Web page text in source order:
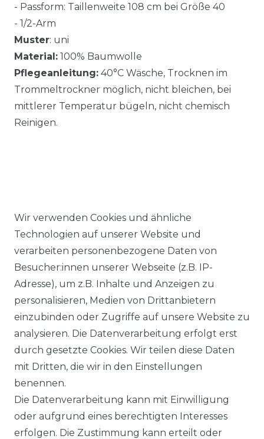
- Passform: Taillenweite 108 cm bei Größe 40
- 1/2-Arm
Muster: uni
Material: 100% Baumwolle
Pflegeanleitung: 40°C Wäsche, Trocknen im
Trommeltrockner möglich, nicht bleichen, bei
mittlerer Temperatur bügeln, nicht chemisch
Reinigen.
Ähnlicher Artikel
Casa Moda - Comfort Fit -
Bügelfreies Herren Business
kurzarm Hemd verschiedene
Farben (008070)
UVP 49,99 €
ab 47,99 € *
Wir verwenden Cookies und ähnliche
Technologien auf unserer Website und
verarbeiten personenbezogene Daten von
Besucher:innen unserer Webseite (z.B. IP-
Adresse), um z.B. Inhalte und Anzeigen zu
personalisieren, Medien von Drittanbietern
einzubinden oder Zugriffe auf unsere Website zu
analysieren. Die Datenverarbeitung erfolgt erst
durch gesetzte Cookies. Wir teilen diese Daten
mit Dritten, die wir in den Einstellungen
benennen.
Die Datenverarbeitung kann mit Einwilligung
oder aufgrund eines berechtigten Interesses
erfolgen. Die Zustimmung kann erteilt oder